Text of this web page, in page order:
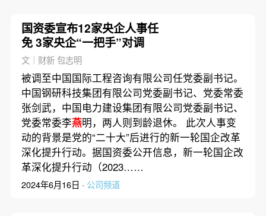
国资委宣布12家央企人事任
免 3家央企“一把手”对调
文｜财新 包志明
被调至中国国际工程咨询有限公司任党委副书记。
中国钢研科技集团有限公司党委副书记、党委常委
张剑武，中国电力建设集团有限公司党委副书记、
党委常委李燕明，两人则到龄退休。 此次人事变
动的背景是党的“二十大”后进行的新一轮国企改革
深化提升行动。据国资委公开信息，新一轮国企改
革深化提升行动（2023……
2024年6月16日 · 公司频道